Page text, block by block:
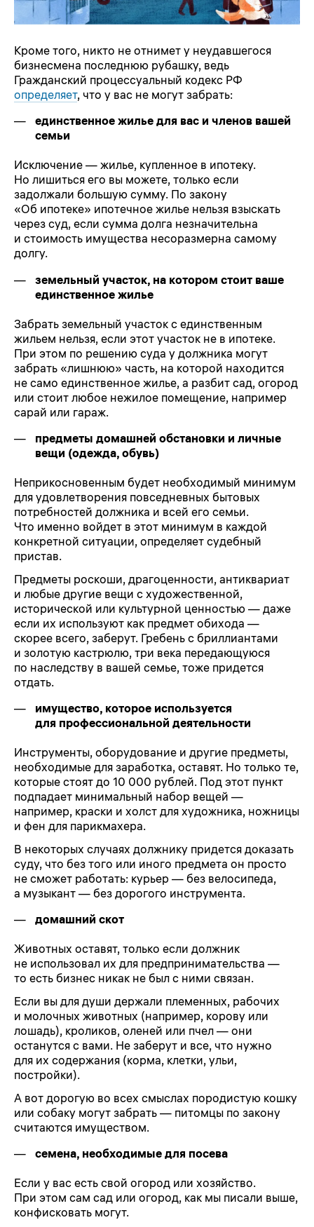
Кроме того, никто не отнимет у неудавшегося
бизнесмена последнюю рубашку, ведь
Гражданский процессуальный кодекс РФ
определяет, что у вас не могут забрать:
единственное жилье для вас и членов вашей
семьи
Исключение — жилье, купленное в ипотеку.
Но лишиться его вы можете, только если
задолжали большую сумму. По закону
«Об ипотеке» ипотечное жилье нельзя взыскать
через суд, если сумма долга незначительна
и стоимость имущества несоразмерна самому
долгу.
земельный участок, на котором стоит ваше
единственное жилье
Забрать земельный участок с единственным
жильем нельзя, если этот участок не в ипотеке.
При этом по решению суда у должника могут
забрать «лишнюю» часть, на которой находится
не само единственное жилье, а разбит сад, огород
или стоит любое нежилое помещение, например
сарай или гараж.
предметы домашней обстановки и личные
вещи (одежда, обувь)
Неприкосновенным будет необходимый минимум
для удовлетворения повседневных бытовых
потребностей должника и всей его семьи.
Что именно войдет в этот минимум в каждой
конкретной ситуации, определяет судебный
пристав.
Предметы роскоши, драгоценности, антиквариат
и любые другие вещи с художественной,
исторической или культурной ценностью — даже
если их используют как предмет обихода —
скорее всего, заберут. Гребень с бриллиантами
и золотую кастрюлю, три века передающуюся
по наследству в вашей семье, тоже придется
отдать.
имущество, которое используется
для профессиональной деятельности
Инструменты, оборудование и другие предметы,
необходимые для заработка, оставят. Но только те,
которые стоят до 10 000 рублей. Под этот пункт
подпадает минимальный набор вещей —
например, краски и холст для художника, ножницы
и фен для парикмахера.
В некоторых случаях должнику придется доказать
суду, что без того или иного предмета он просто
не сможет работать: курьер — без велосипеда,
а музыкант — без дорогого инструмента.
домашний скот
Животных оставят, только если должник
не использовал их для предпринимательства —
то есть бизнес никак не был с ними связан.
Если вы для души держали племенных, рабочих
и молочных животных (например, корову или
лошадь), кроликов, оленей или пчел — они
останутся с вами. Не заберут и все, что нужно
для их содержания (корма, клетки, ульи,
постройки).
А вот дорогую во всех смыслах породистую кошку
или собаку могут забрать — питомцы по закону
считаются имуществом.
семена, необходимые для посева
Если у вас есть свой огород или хозяйство.
При этом сам сад или огород, как мы писали выше,
конфисковать могут.